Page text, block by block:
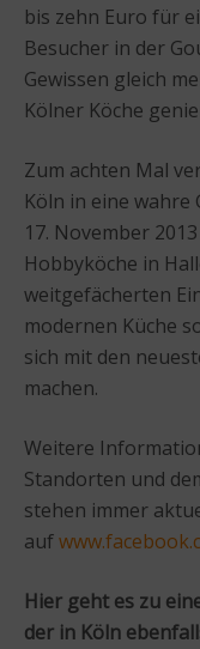
bis zehn Euro für
Besucher in der
Gewissen gleich
Kölner Köche
Zum achten Mal
Köln in eine wahre
17. November
Hobbyköche in
weitgefächerten
modernen Küche
sich mit den
machen.
Weitere
Standorten und
stehen immer
auf
Hier geht es zu
der in Köln